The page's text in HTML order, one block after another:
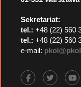
Sekretariat:
tel.: +48 (22) 560
tel.: +48 (22) 560
e-mail: